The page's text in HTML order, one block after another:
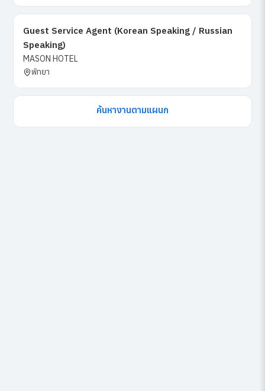
Guest Service Agent (Korean Speaking / Russian
Speaking)
MASON HOTEL
พัทยา
ค้นหางานตามแผนก